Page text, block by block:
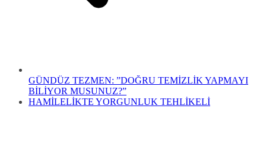
GÜNDÜZ TEZMEN: ”DOĞRU TEMİZLİK YAPMAYI
BİLİYOR MUSUNUZ?”
HAMİLELİKTE YORGUNLUK TEHLİKELİ